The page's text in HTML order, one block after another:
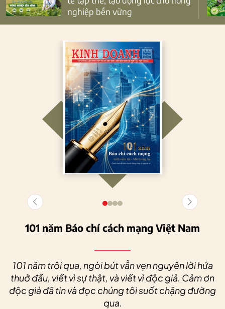
nghiệp bền vững
101 năm Báo chí cách mạng Việt Nam
101 năm trôi qua, ngòi bút vẫn vẹn nguyên lời hứa
thuở đầu, viết vì sự thật, và viết vì độc giả. Cảm ơn
độc giả đã tin và đọc chúng tôi suốt chặng đường
qua.